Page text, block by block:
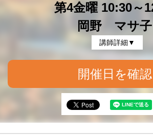
第4金曜 10:30～
岡野 マサ子
講師詳細▼
開催日を確認